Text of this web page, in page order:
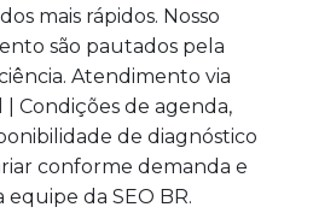
mais rápidos. Nosso
são pautados pela
Atendimento via
Condições de agenda,
de diagnóstico
conforme demanda e
da SEO BR.